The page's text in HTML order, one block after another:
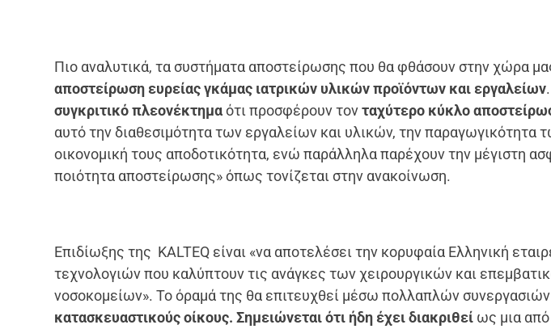
Πιο αναλυτικά, τα συστήματα αποστείρωσης που θα φθάσουν στην χώρα
αποστείρωση ευρείας γκάμας ιατρικών υλικών προϊόντων και εργαλείων
συγκριτικό πλεονέκτημαότι προσφέρουν τονταχύτερο κύκλο
αυτό την διαθεσιμότητα των εργαλείων και υλικών, την παραγωγικότητα
οικονομική τους αποδοτικότητα, ενώ παράλληλα παρέχουν την μέγιστη
ποιότητα αποστείρωσης» όπως τονίζεται στην ανακοίνωση.
Επιδίωξης της KALTEQ είναι «να αποτελέσει την κορυφαία Ελληνική
τεχνολογιών που καλύπτουν τις ανάγκες των χειρουργικών και
νοσοκομείων». Το όραμά της θα επιτευχθεί μέσω πολλαπλών
κατασκευαστικούς οίκους. Σημειώνεται ότι ήδη έχει διακριθεί ως μια από